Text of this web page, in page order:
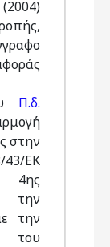
Π.δ.
στην
ΕΚ
4ης
την
την
του